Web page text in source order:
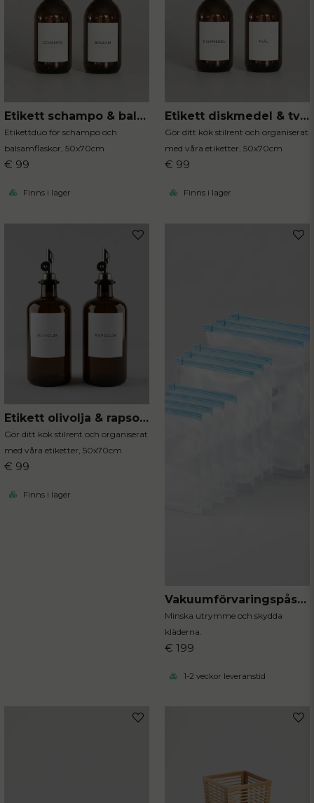
Etikett schampo & balsam 2-P
Etikettduo för schampo och
balsamflaskor, 50x70cm
€ 99
Finns i lager
Etikett diskmedel & tvål 2-P
Gör ditt kök stilrent och organiserat
med våra etiketter, 50x70cm
€ 99
Finns i lager
Etikett olivolja & rapsolja 2-P
Gör ditt kök stilrent och organiserat
med våra etiketter, 50x70cm
€ 99
Finns i lager
Vakuumförvaringspåsar för kläder 10st
Minska utrymme och skydda
kläderna.
€ 199
1-2 veckor leveranstid